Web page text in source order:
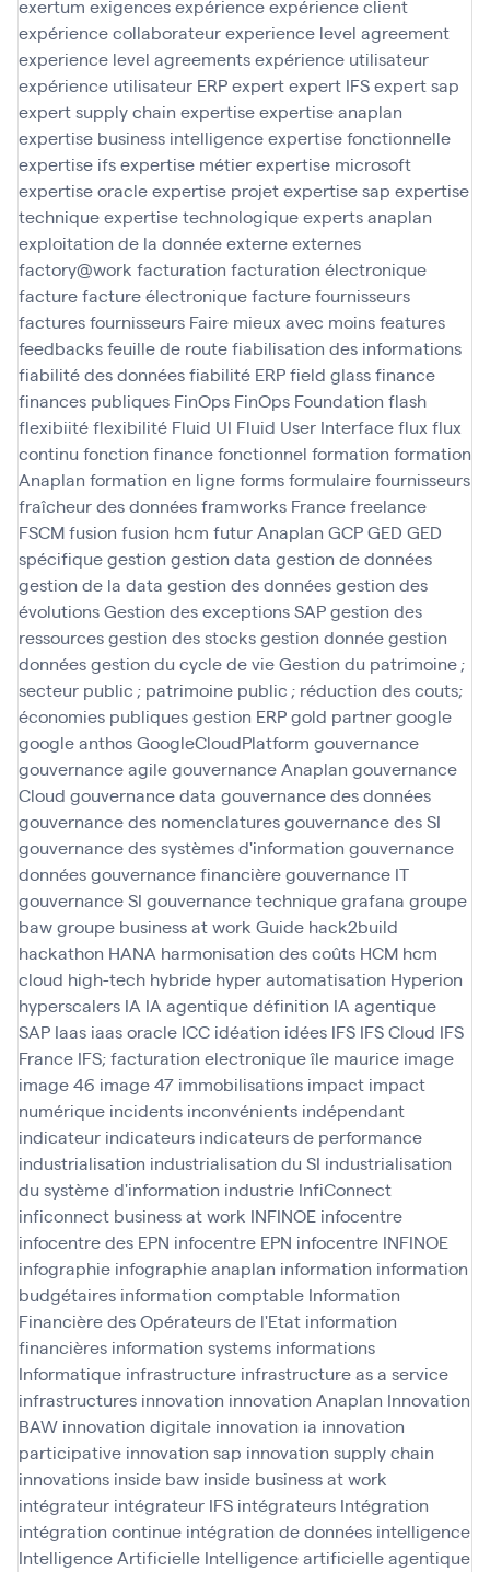
exertum exigencesexpérienceexpérience client
expérience collaborateurexperience level agreement
experience level agreementsexpérience utilisateur
expérience utilisateur ERPexpertexpert IFSexpert sap
expert supply chain expertiseexpertise anaplan
expertise business intelligenceexpertise fonctionnelle
expertise ifsexpertise métierexpertise microsoft
expertise oracleexpertise projetexpertise sap expertise
techniqueexpertise technologiqueexperts anaplan
exploitation de la donnéeexterneexternes
factory@work facturation facturation électronique
facturefacture électroniquefacture fournisseurs
factures fournisseurs Faire mieux avec moinsfeatures
feedbacksfeuille de routefiabilisation des informations
fiabilité des donnéesfiabilité ERPfield glassfinance
finances publiques FinOps FinOps Foundation flash
flexibiitéflexibilité Fluid UI Fluid User Interfaceflux flux
continu fonction financefonctionnel formation formation
Anaplan formation en ligneformsformulairefournisseurs
fraîcheur des donnéesframworks Francefreelance
FSCMfusion fusion hcm futur Anaplan GCPGED GED
spécifiquegestion gestion data gestion de données
gestion de la data gestion des donnéesgestion des
évolutionsGestion des exceptions SAPgestion des
ressourcesgestion des stocksgestion donnéegestion
donnéesgestion du cycle de vieGestion du patrimoine ;
secteur public ; patrimoine public ; réduction des couts;
économies publiquesgestion ERPgold partnergoogle
google anthosGoogleCloudPlatform gouvernance
gouvernance agilegouvernance Anaplan gouvernance
Cloud gouvernance data gouvernance des données
gouvernance des nomenclaturesgouvernance des SI
gouvernance des systèmes d'information gouvernance
donnéesgouvernance financièregouvernance IT
gouvernance SI gouvernance techniquegrafana groupe
bawgroupe business at work Guide hack2build
hackathon HANA harmonisation des coûts HCM hcm
cloud high-tech hybride hyper automatisation Hyperion
hyperscalers IA IA agentique définition IA agentique
SAP Iaas iaas oracle ICC idéation idées IFS IFS Cloud IFS
France IFS; facturation electroniqueîle maurice image
image 46 image 47 immobilisations impact impact
numérique incidents inconvénients indépendant
indicateur indicateurs indicateurs de performance
industrialisation industrialisation du SI industrialisation
du système d'information industrie InfiConnect
inficonnect business at work INFINOE infocentre
infocentre des EPN infocentre EPN infocentre INFINOE
infographie infographie anaplan information information
budgétaires information comptable Information
Financière des Opérateurs de l'Etat information
financières information systems informations
Informatique infrastructure infrastructure as a service
infrastructures innovation innovation Anaplan Innovation
BAW innovation digitale innovation ia innovation
participative innovation sap innovation supply chain
innovations inside baw inside business at work
intégrateur intégrateur IFS intégrateurs Intégration
intégration continue intégration de données intelligence
Intelligence Artificielle Intelligence artificielle agentique